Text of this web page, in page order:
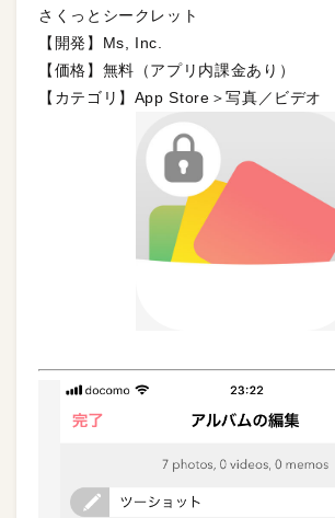
さくっとシークレット
【開発】Ms, Inc.
【価格】無料（アプリ内課金あり）
【カテゴリ】App Store＞写真／ビデオ